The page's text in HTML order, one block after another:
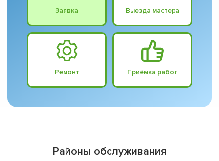
Заявка Выезда мастера
Ремонт Приёмка работ
Районы обслуживания